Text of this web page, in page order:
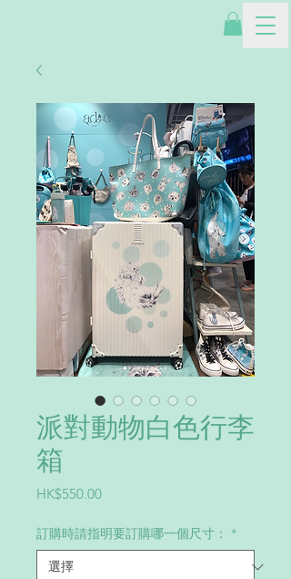
派對動物白色行李
箱
HK$550.00價
訂購時請指明要訂購哪一個尺寸： *